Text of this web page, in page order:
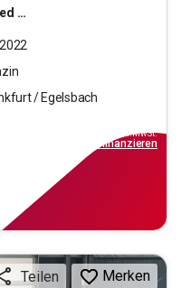
/ Egelsbach
inkl.MwSt.
finanzieren
Teilen Merken